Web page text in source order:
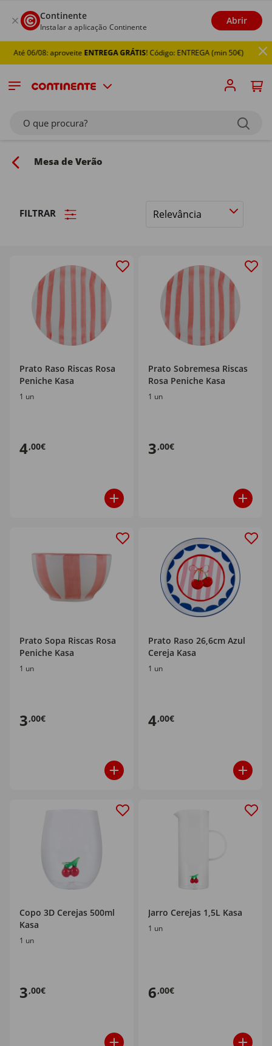
Continente
Instalar a aplicação Continente
Abrir
08: aproveiteENTREGA GRÁTIS! Código: ENTREGA (min 50€)
O que procura?
Mesa de Verão
FILTRAR
Ordenar
Prato Raso Riscas Rosa
Peniche Kasa
1 un
4,00€
Prato Sobremesa Riscas
Rosa Peniche Kasa
1 un
3,00€
Prato Sopa Riscas Rosa
Peniche Kasa
1 un
3,00€
Prato Raso 26,6cm Azul
Cereja Kasa
1 un
4,00€
Copo 3D Cerejas 500ml
Kasa
1 un
3,00€
Jarro Cerejas 1,5L Kasa
1 un
6,00€